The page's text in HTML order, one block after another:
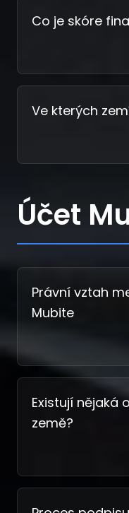
Co je skóre
Ve kterých
Účet
Právní vztah
Mubite
Existují nějaká
země?